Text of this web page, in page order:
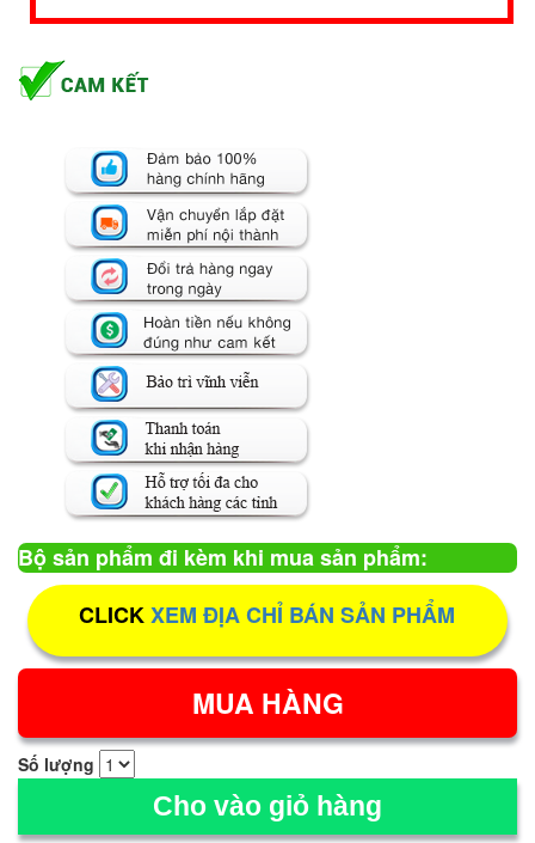
Bộ sản phẩm đi kèm khi mua sản phẩm:
CLICKXEM ĐỊA CHỈ BÁN SẢN PHẨM
Số lượng
Cho vào giỏ hàng